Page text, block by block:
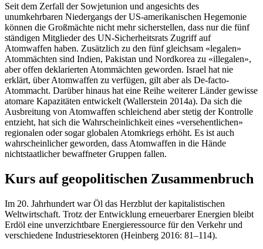
Seit dem Zerfall der Sowjetunion und angesichts des
unumkehrbaren Niedergangs der US-amerikanischen Hegemonie
können die Großmächte nicht mehr sicherstellen, dass nur die fünf
ständigen Mitglieder des UN-Sicherheitsrats Zugriff auf
Atomwaffen haben. Zusätzlich zu den fünf gleichsam «legalen»
Atommächten sind Indien, Pakistan und Nordkorea zu «illegalen»,
aber offen deklarierten Atommächten geworden. Israel hat nie
erklärt, über Atomwaffen zu verfügen, gilt aber als De-facto-
Atommacht. Darüber hinaus hat eine Reihe weiterer Länder gewisse
atomare Kapazitäten entwickelt (Wallerstein 2014a). Da sich die
Ausbreitung von Atomwaffen schleichend aber stetig der Kontrolle
entzieht, hat sich die Wahrscheinlichkeit eines «versehentlichen»
regionalen oder sogar globalen Atomkriegs erhöht. Es ist auch
wahrscheinlicher geworden, dass Atomwaffen in die Hände
nichtstaatlicher bewaffneter Gruppen fallen.
Kurs auf geopolitischen Zusammenbruch
Im 20. Jahrhundert war Öl das Herzblut der kapitalistischen
Weltwirtschaft. Trotz der Entwicklung erneuerbarer Energien bleibt
Erdöl eine unverzichtbare Energieressource für den Verkehr und
verschiedene Industriesektoren (Heinberg 2016: 81–114).